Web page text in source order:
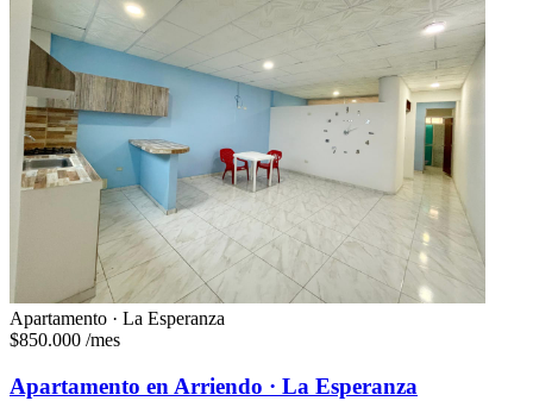
Apartamento · La Esperanza
$850.000 /mes
Apartamento en Arriendo · La Esperanza